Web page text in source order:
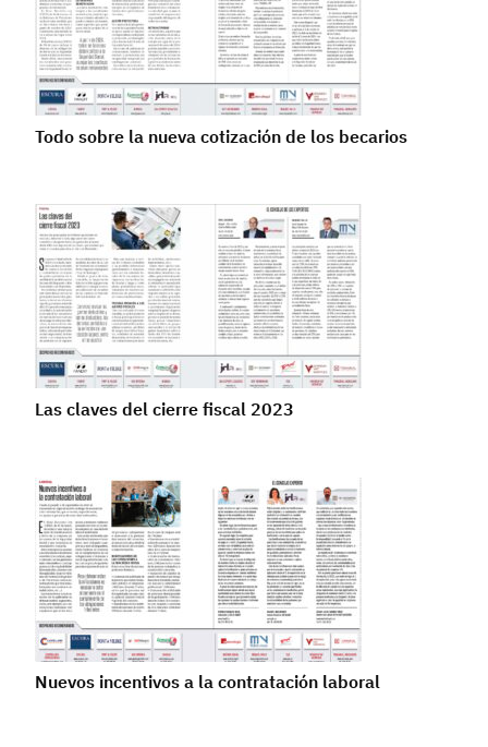
Todo sobre la nueva cotización de los becarios
Las claves del cierre fiscal 2023
Nuevos incentivos a la contratación laboral